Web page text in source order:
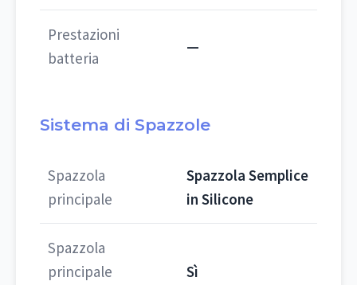
Prestazioni
batteria
—
Sistema di Spazzole
Spazzola
principale
Spazzola Semplice
in Silicone
Spazzola
principale
Sì